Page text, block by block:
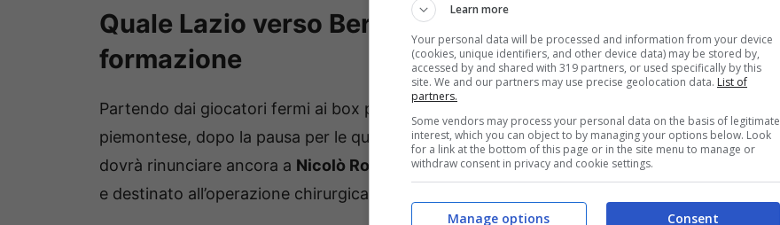
Quale Lazio verso Bergamo? Sarri già pensa alla
formazione
Partendo dai giocatori fermi ai box per infortunio nella succitata gara contro l’undici
piemontese, dopo la pausa per le qualificazioni mondiali il tecnico diFigline Valdarno
dovrà rinunciare ancora a Nicolò Rovella
, out dal derby per un problema all’osso pubico
e destinato all’operazione chirurgica che lo terrà lontano dai campi per almeno un mese.
Learn more
Your personal data will be processed and information from your device
(cookies, unique identifiers, and other device data) may be stored by,
accessed by and shared with 319 partners, or used specifically by this
site. We and our partners may use precise geolocation data. List of
partners.
Some vendors may process your personal data on the basis of legitimate
interest, which you can object to by managing your options below. Look
for a link at the bottom of this page or in the site menu to manage or
withdraw consent in privacy and cookie settings.
Consent
Manage options